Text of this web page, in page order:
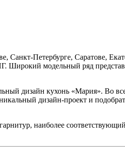
Санкт-Петербурге, Саратове,
Широкий модельный ряд
дизайн кухонь «Мария». Во
дизайн-проект и
наиболее